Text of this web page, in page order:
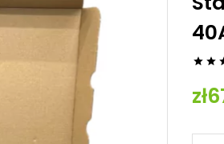
(Apple)
/ Adapters / Adapters
(C19)
HP
Other
 